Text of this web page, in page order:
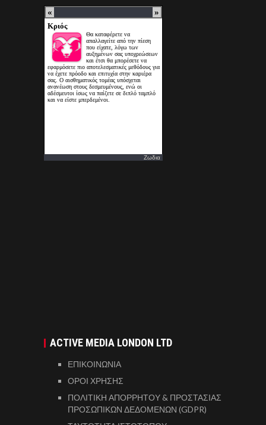
Ζωδια
ACTIVE MEDIA LONDON LTD
ΕΠΙΚΟΙΝΩΝΙΑ
ΟΡΟΙ ΧΡΗΣΗΣ
ΠΟΛΙΤΙΚΗ ΑΠΟΡΡΗΤΟΥ & ΠΡΟΣΤΑΣΙΑΣ
ΠΡΟΣΩΠΙΚΩΝ ΔΕΔΟΜΕΝΩΝ (GDPR)